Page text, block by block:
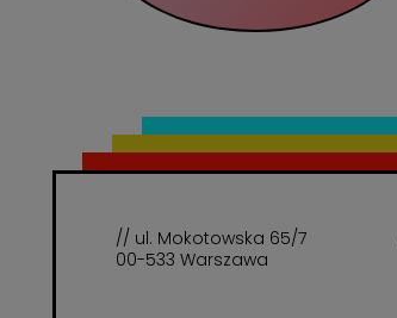
// ul. Mokotowska 65/7
00-533 Warszawa